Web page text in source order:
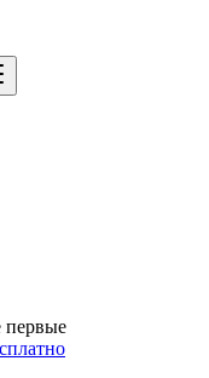
первые